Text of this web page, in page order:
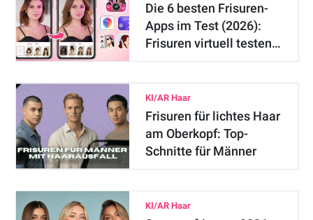
Die 6 besten Frisuren-
Apps im Test (2026):
Frisuren virtuell testen…
KI/AR Haar
Frisuren für lichtes Haar
am Oberkopf: Top-
Schnitte für Männer
KI/AR Haar